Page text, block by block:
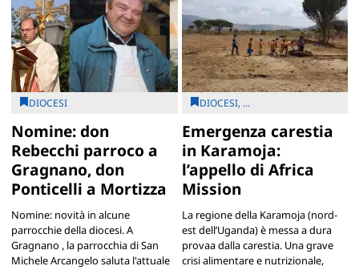
DIOCESI
Nomine: don
Rebecchi parroco a
Gragnano, don
Ponticelli a Mortizza
Nomine: novità in alcune
parrocchie della diocesi. A
Gragnano , la parrocchia di San
Michele Arcangelo saluta l'attuale
DIOCESI, ...
Emergenza carestia
in Karamoja:
l’appello di Africa
Mission
La regione della Karamoja (nord-
est dell’Uganda) è messa a dura
provaa dalla carestia. Una grave
crisi alimentare e nutrizionale,